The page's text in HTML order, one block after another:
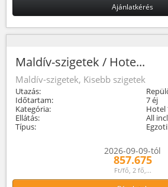
Ajánlatkérés
Maldív-szigetek / Hote...
Maldív-szigetek, Kisebb szigetek
Utazás:
Időtartam:
7 éj
Kategória:
Ellátás:
All
Típus:
2026-09-09-tól
857.675
Ft/fő, 2 fő,...